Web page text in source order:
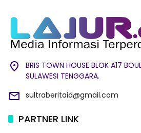
BRIS TOWN HOUSE BLOK A17
SULAWESI TENGGARA.
sultraberitaid@gmail.com
PARTNER LINK